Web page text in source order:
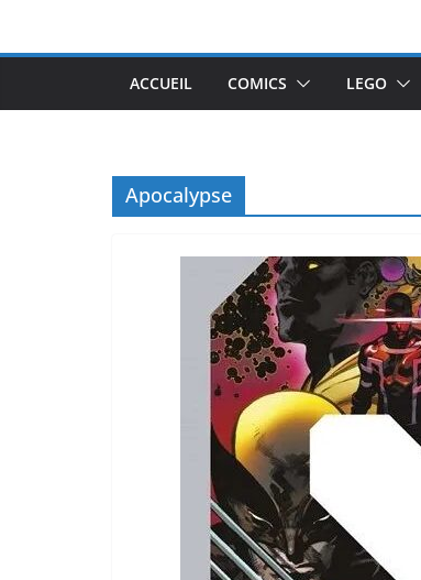
ACCUEIL COMICS LEGO
Apocalypse